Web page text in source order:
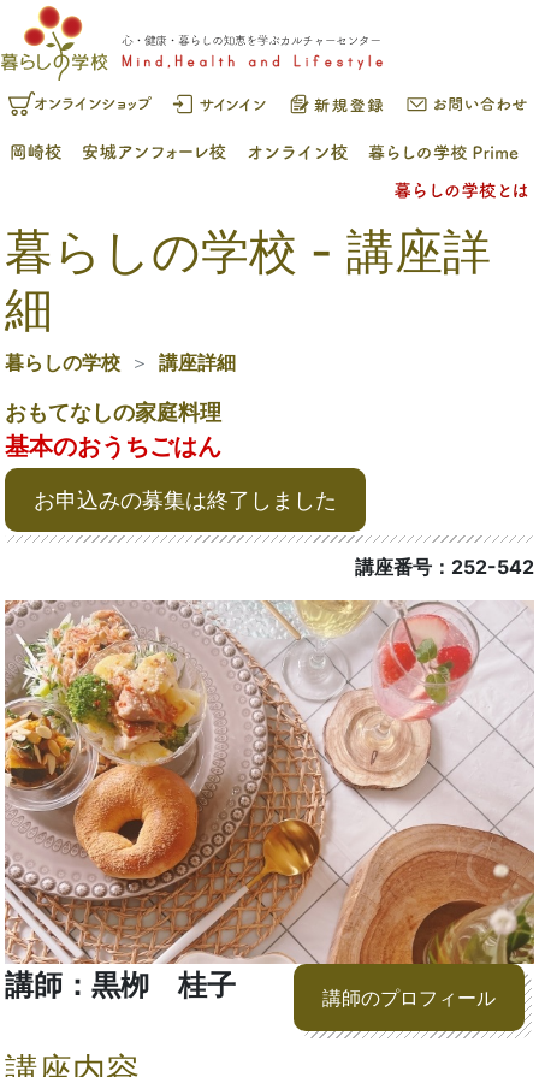
暮らしの学校 - 講座詳
細
暮らしの学校 講座詳細
おもてなしの家庭料理
基本のおうちごはん
お申込みの募集は終了しました
講座番号：252-542
講師：黒栁 桂子 講師のプロフィール